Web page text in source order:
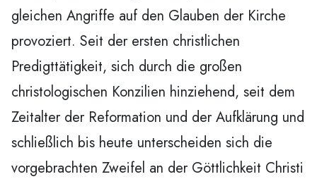
gleichen Angriffe auf den Glauben der Kirche
provoziert. Seit der ersten christlichen
Predigttätigkeit, sich durch die großen
christologischen Konzilien hinziehend, seit dem
Zeitalter der Reformation und der Aufklärung und
schließlich bis heute unterscheiden sich die
vorgebrachten Zweifel an der Göttlichkeit Christi